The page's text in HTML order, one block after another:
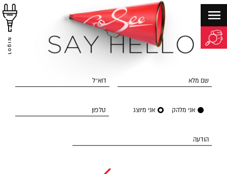
LOGIN
שם מלא דוא״ל
אני מלהק אני מיוצג טלפון
הודעה